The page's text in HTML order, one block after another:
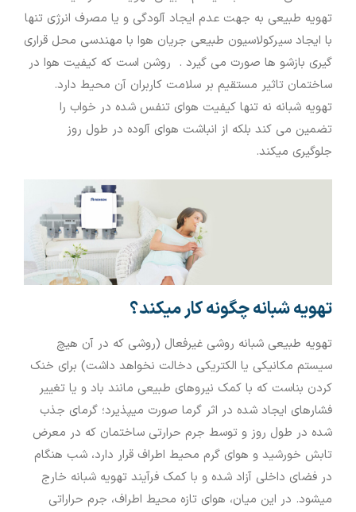
تهویه طبیعی به جهت عدم ایجاد آلودگی و یا مصرف انرژی تنها
با ایجاد سیرکولاسیون طبیعی جریان هوا با مهندسی محل قراری
گیری بازشو ها صورت می گیرد . روشن است که کیفیت هوا در
ساختمان تاثیر مستقیم بر سلامت کاربران آن محیط دارد.
تهویه شبانه نه تنها کیفیت هوای تنفس شده در خواب را
تضمین می کند بلکه از انباشت هوای آلوده در طول روز
جلوگیری میکند.
تهویه شبانه چگونه کار می‏کند؟
تهویه طبیعی شبانه روشی غیرفعال (روشی که در آن هیچ
سیستم مکانیکی یا الکتریکی دخالت نخواهد داشت) برای خنک
کردن بناست که با کمک نیروهای طبیعی مانند باد و یا تغییر
فشارهای ایجاد شده در اثر گرما صورت می‏پذیرد؛ گرمای جذب
شده در طول روز و توسط جرم حرارتی ساختمان که در معرض
تابش خورشید و هوای گرم محیط اطراف قرار دارد، شب هنگام
در فضای داخلی آزاد شده و با کمک فرآیند تهویه شبانه خارج
می‏شود. در این میان، هوای تازه محیط اطراف، جرم حراراتی